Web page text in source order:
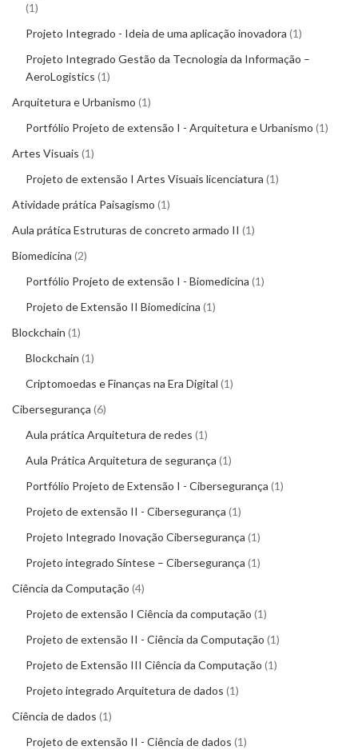
1
Projeto Integrado - Ideia de uma aplicação inovadora 1
Projeto Integrado Gestão da Tecnologia da Informação –
AeroLogistics 1
Arquitetura e Urbanismo 1
Portfólio Projeto de extensão I - Arquitetura e Urbanismo 1
Artes Visuais 1
Projeto de extensão I Artes Visuais licenciatura 1
Atividade prática Paisagismo 1
Aula prática Estruturas de concreto armado II 1
Biomedicina 2
Portfólio Projeto de extensão I - Biomedicina 1
Projeto de Extensão II Biomedicina 1
Blockchain 1
Blockchain 1
Criptomoedas e Finanças na Era Digital 1
Cibersegurança 6
Aula prática Arquitetura de redes 1
Aula Prática Arquitetura de segurança 1
Portfólio Projeto de Extensão I - Cibersegurança 1
Projeto de extensão II - Cibersegurança 1
Projeto Integrado Inovação Cibersegurança 1
Projeto integrado Síntese – Cibersegurança 1
Ciência da Computação 4
Projeto de extensão I Ciência da computação 1
Projeto de extensão II - Ciência da Computação 1
Projeto de Extensão III Ciência da Computação 1
Projeto integrado Arquitetura de dados 1
Ciência de dados 1
Projeto de extensão II - Ciência de dados 1